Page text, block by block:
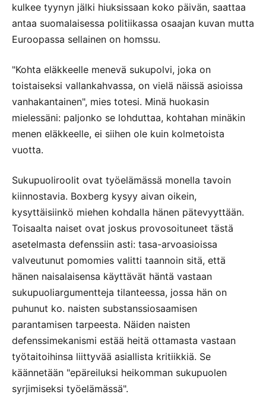
kulkee tyynyn jälki hiuksissaan koko päivän, saattaa
antaa suomalaisessa politiikassa osaajan kuvan mutta
Euroopassa sellainen on homssu.
"Kohta eläkkeelle menevä sukupolvi, joka on
toistaiseksi vallankahvassa, on vielä näissä asioissa
vanhakantainen", mies totesi. Minä huokasin
mielessäni: paljonko se lohduttaa, kohtahan minäkin
menen eläkkeelle, ei siihen ole kuin kolmetoista
vuotta.
Sukupuoliroolit ovat työelämässä monella tavoin
kiinnostavia. Boxberg kysyy aivan oikein,
kysyttäisiinkö miehen kohdalla hänen pätevyyttään.
Toisaalta naiset ovat joskus provosoituneet tästä
asetelmasta defenssiin asti: tasa-arvoasioissa
valveutunut pomomies valitti taannoin sitä, että
hänen naisalaisensa käyttävät häntä vastaan
sukupuoliargumentteja tilanteessa, jossa hän on
puhunut ko. naisten substanssiosaamisen
parantamisen tarpeesta. Näiden naisten
defenssimekanismi estää heitä ottamasta vastaan
työtaitoihinsa liittyvää asiallista kritiikkiä. Se
käännetään "epäreiluksi heikomman sukupuolen
syrjimiseksi työelämässä".